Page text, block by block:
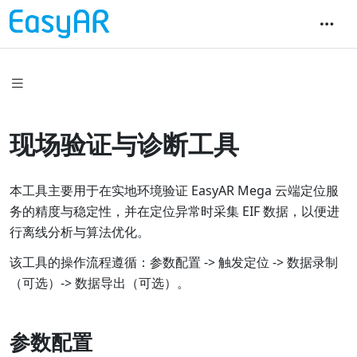
现场验证与诊断工具
本工具主要用于在实地环境验证 EasyAR Mega 云端定位服
务的精度与稳定性，并在定位异常时采集 EIF 数据，以便进
行离线分析与算法优化。
该工具的操作流程遵循：参数配置 -> 触发定位 -> 数据录制
（可选）-> 数据导出（可选）。
参数配置